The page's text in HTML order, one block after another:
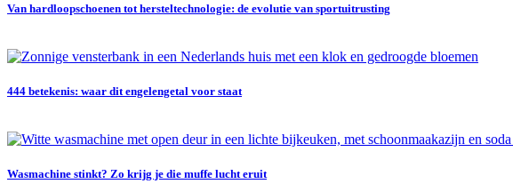
Van hardloopschoenen tot hersteltechnologie: de evolutie van sportuitrusting
444 betekenis: waar dit engelengetal voor staat
Wasmachine stinkt? Zo krijg je die muffe lucht eruit